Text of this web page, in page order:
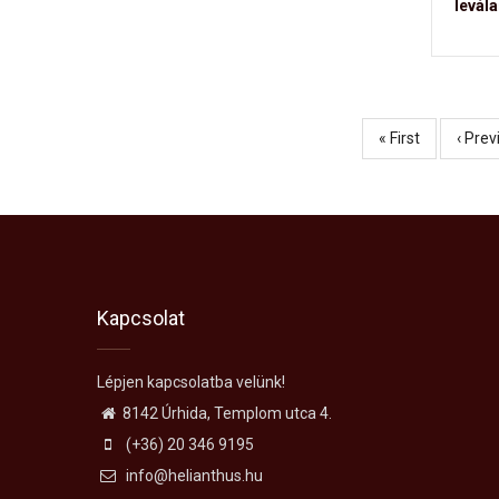
Első
« First
Előző
‹
Kapcsolat
Lépjen kapcsolatba velünk!
8142 Úrhida, Templom utca 4.
(+36) 20 346 9195
info@helianthus.hu